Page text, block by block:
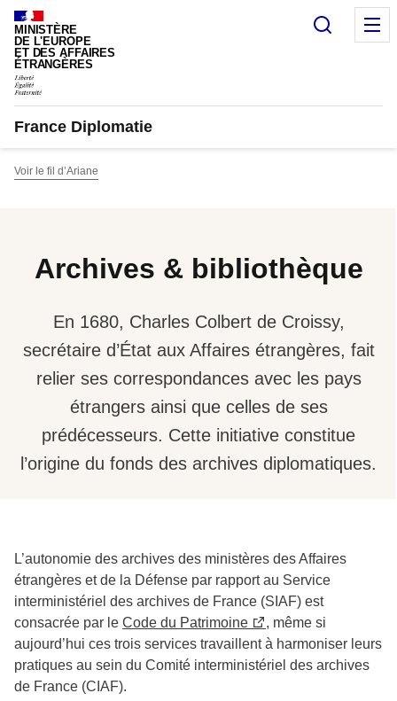
Panneau de gestion des cookies
MINISTÈRE
DE L'EUROPE
ET DES AFFAIRES
ÉTRANGÈRES
France Diplomatie
Voir le fil d’Ariane
Archives & bibliothèque
En 1680, Charles Colbert de Croissy,
secrétaire d’État aux Affaires étrangères, fait
relier ses correspondances avec les pays
étrangers ainsi que celles de ses
prédécesseurs. Cette initiative constitue
l’origine du fonds des archives diplomatiques.
L’autonomie des archives des ministères des Affaires
étrangères et de la Défense par rapport au Service
interministériel des archives de France (SIAF) est
consacrée par le Code du Patrimoine
, même si
aujourd’hui ces trois services travaillent à harmoniser leurs
pratiques au sein du Comité interministériel des archives
de France (CIAF).